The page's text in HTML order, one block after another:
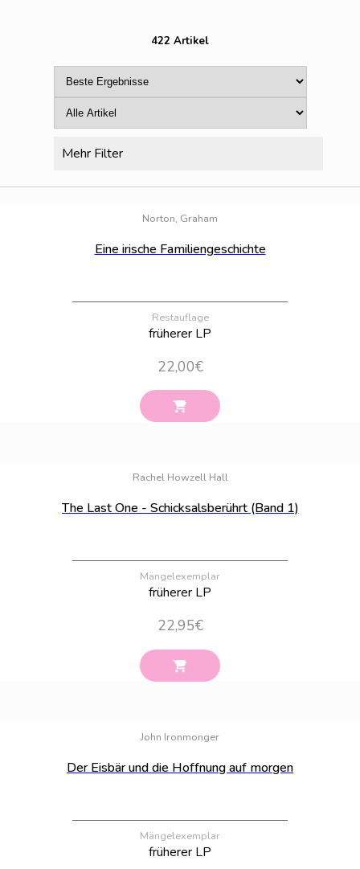
422 Artikel
Mehr Filter
Norton, Graham
Eine irische Familiengeschichte
Restauflage
früherer LP
22,00€
Rachel Howzell Hall
The Last One - Schicksalsberührt (Band 1)
Mängelexemplar
früherer LP
22,95€
John Ironmonger
Der Eisbär und die Hoffnung auf morgen
Mängelexemplar
früherer LP